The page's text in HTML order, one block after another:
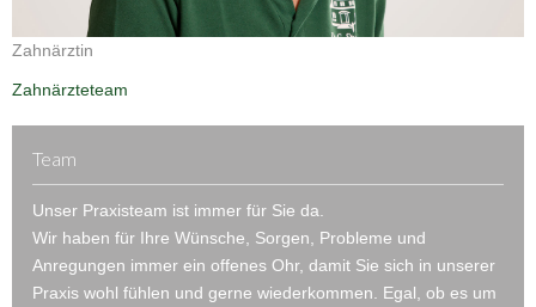
Zahnärztin
Zahnärzteteam
Team
Unser Praxisteam ist immer für Sie da.
Wir haben für Ihre Wünsche, Sorgen, Probleme und
Anregungen immer ein offenes Ohr, damit Sie sich in unserer
Praxis wohl fühlen und gerne wiederkommen. Egal, ob es um